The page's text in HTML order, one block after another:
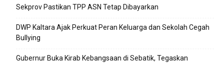
Sekprov Pastikan TPP ASN Tetap Dibayarkan
DWP Kaltara Ajak Perkuat Peran Keluarga dan Sekolah Cegah
Bullying
Gubernur Buka Kirab Kebangsaan di Sebatik, Tegaskan